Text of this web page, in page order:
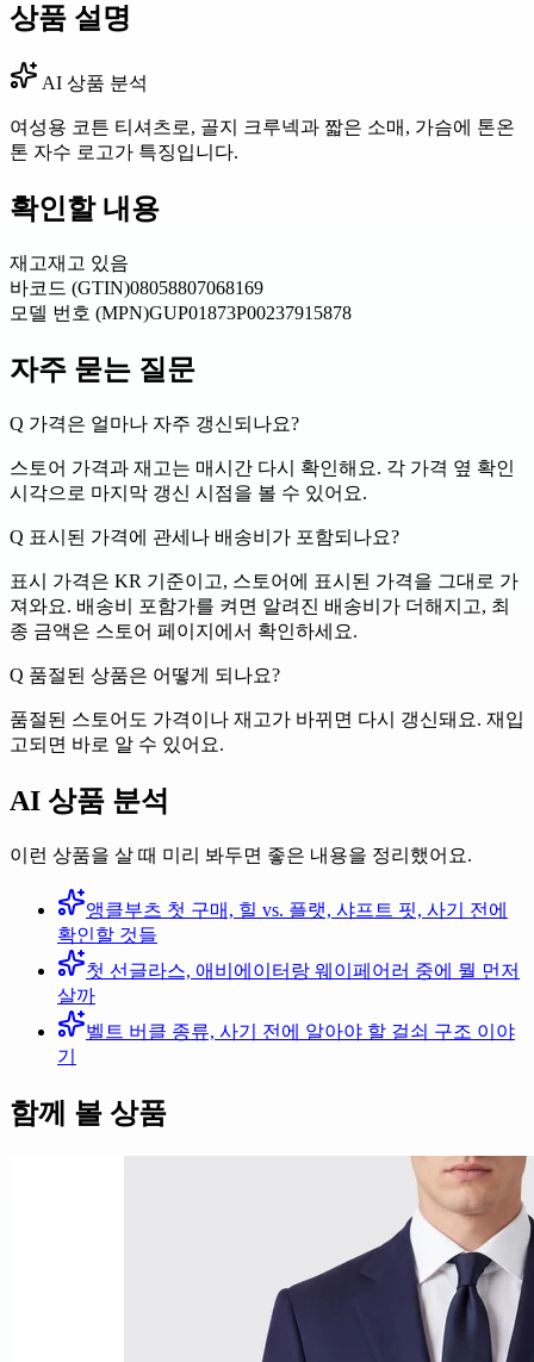
상품 설명
AI 상품 분석
여성용 코튼 티셔츠로, 골지 크루넥과 짧은 소매, 가슴에 톤온
톤 자수 로고가 특징입니다.
확인할 내용
재고재고 있음
바코드 (GTIN)08058807068169
모델 번호 (MPN)GUP01873P00237915878
자주 묻는 질문
Q 가격은 얼마나 자주 갱신되나요?
스토어 가격과 재고는 매시간 다시 확인해요. 각 가격 옆 확인
시각으로 마지막 갱신 시점을 볼 수 있어요.
Q 표시된 가격에 관세나 배송비가 포함되나요?
표시 가격은 KR 기준이고, 스토어에 표시된 가격을 그대로 가
져와요. 배송비 포함가를 켜면 알려진 배송비가 더해지고, 최
종 금액은 스토어 페이지에서 확인하세요.
Q 품절된 상품은 어떻게 되나요?
품절된 스토어도 가격이나 재고가 바뀌면 다시 갱신돼요. 재입
고되면 바로 알 수 있어요.
AI 상품 분석
이런 상품을 살 때 미리 봐두면 좋은 내용을 정리했어요.
앵클부츠 첫 구매, 힐 vs. 플랫, 샤프트 핏, 사기 전에
확인할 것들
첫 선글라스, 애비에이터랑 웨이페어러 중에 뭘 먼저
살까
벨트 버클 종류, 사기 전에 알아야 할 걸쇠 구조 이야
기
함께 볼 상품